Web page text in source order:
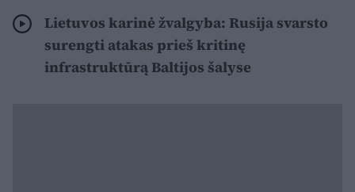
Lietuvos karinė žvalgyba: Rusija svarsto
surengti atakas prieš kritinę
infrastruktūrą Baltijos šalyse